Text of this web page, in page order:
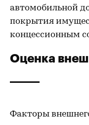
автомобильной
покрытия
концессионным
Оценка
Факторы